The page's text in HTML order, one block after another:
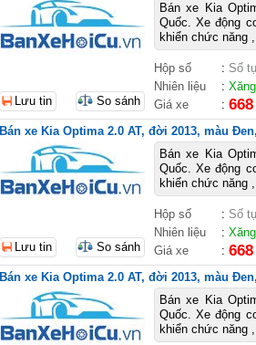
Bán xe Kia
Quốc. Xe động
khiển chức năng
Hộp số : Số
Nhiên liệu
: Xăng
Giá xe
:
Lưu tin So sánh
Bán xe Kia Optima 2.0 AT, đời 2013, màu
Bán xe Kia
Quốc. Xe động
khiển chức năng
Hộp số : Số
Nhiên liệu
: Xăng
Giá xe
:
Lưu tin So sánh
Bán xe Kia Optima 2.0 AT, đời 2013, màu
Bán xe Kia
Quốc. Xe động
khiển chức năng